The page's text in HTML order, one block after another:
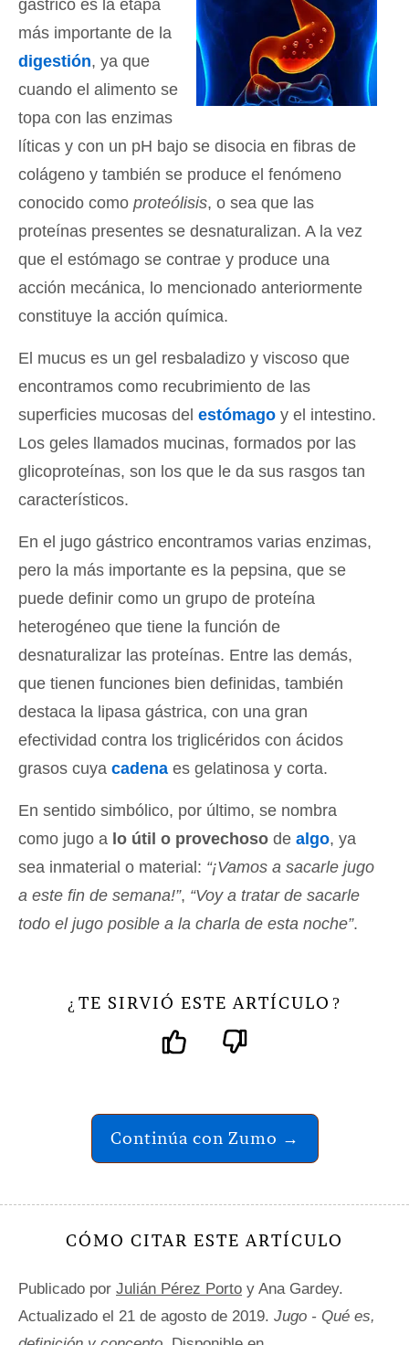
gástrico es la etapa
más importante de la
digestión, ya que
cuando el alimento se
topa con las enzimas
líticas y con un pH bajo se disocia en fibras de
colágeno y también se produce el fenómeno
conocido como proteólisis, o sea que las
proteínas presentes se desnaturalizan. A la vez
que el estómago se contrae y produce una
acción mecánica, lo mencionado anteriormente
constituye la acción química.
El mucus es un gel resbaladizo y viscoso que
encontramos como recubrimiento de las
superficies mucosas del estómago y el intestino.
Los geles llamados mucinas, formados por las
glicoproteínas, son los que le da sus rasgos tan
característicos.
En el jugo gástrico encontramos varias enzimas,
pero la más importante es la pepsina, que se
puede definir como un grupo de proteína
heterogéneo que tiene la función de
desnaturalizar las proteínas. Entre las demás,
que tienen funciones bien definidas, también
destaca la lipasa gástrica, con una gran
efectividad contra los triglicéridos con ácidos
grasos cuya cadena es gelatinosa y corta.
En sentido simbólico, por último, se nombra
como jugo a lo útil o provechoso de algo, ya
sea inmaterial o material: “¡Vamos a sacarle jugo
a este fin de semana!”, “Voy a tratar de sacarle
todo el jugo posible a la charla de esta noche”.
¿ TE SIRVIÓ ESTE ARTÍCULO ?
Continúa con Zumo →
CÓMO CITAR ESTE ARTÍCULO
Publicado por Julián Pérez Porto y Ana Gardey.
Actualizado el 21 de agosto de 2019. Jugo - Qué es,